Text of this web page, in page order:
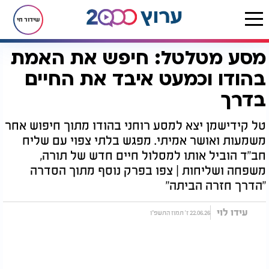
שידור חי
דף הבית יהדות ערוץ 2000 סדרות הדיגיטל של ערוץ 2000
הדרך חזרה הביתה
מסע מטלטל: חיפש את האמת
בהודו וכמעט איבד את החיים
בדרך
טל קידישמן יצא למסע רוחני בהודו מתוך חיפוש אחר
משמעות ואושר אמיתי. מפגש בלתי צפוי עם שליח
חב"ד הוביל אותו למסלול חיים חדש של תורה,
משפחה ושליחות | צפו בפרק נוסף מתוך הסדרה
"הדרך חזרה הביתה"
עידו לוי 22.06.26 ז' תמוז התשפ"ו